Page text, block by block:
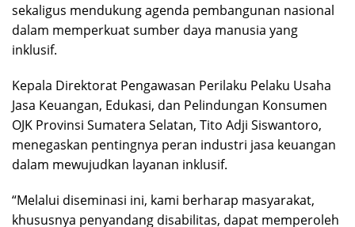
sekaligus mendukung agenda pembangunan nasional
dalam memperkuat sumber daya manusia yang
inklusif.
Kepala Direktorat Pengawasan Perilaku Pelaku Usaha
Jasa Keuangan, Edukasi, dan Pelindungan Konsumen
OJK Provinsi Sumatera Selatan, Tito Adji Siswantoro,
menegaskan pentingnya peran industri jasa keuangan
dalam mewujudkan layanan inklusif.
“Melalui diseminasi ini, kami berharap masyarakat,
khususnya penyandang disabilitas, dapat memperoleh